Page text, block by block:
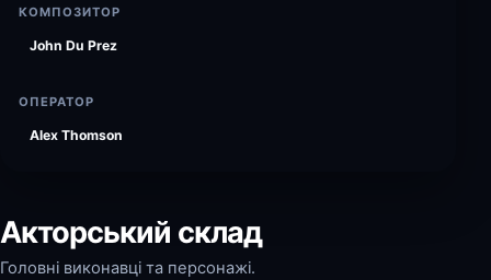
КОМПОЗИТОР
John Du Prez
ОПЕРАТОР
Alex Thomson
Акторський склад
Головні виконавці та персонажі.